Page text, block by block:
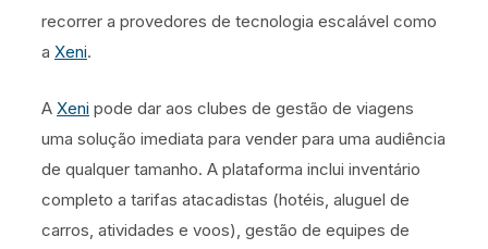
recorrer a provedores de tecnologia escalável como
a Xeni.
A Xeni pode dar aos clubes de gestão de viagens
uma solução imediata para vender para uma audiência
de qualquer tamanho. A plataforma inclui inventário
completo a tarifas atacadistas (hotéis, aluguel de
carros, atividades e voos), gestão de equipes de